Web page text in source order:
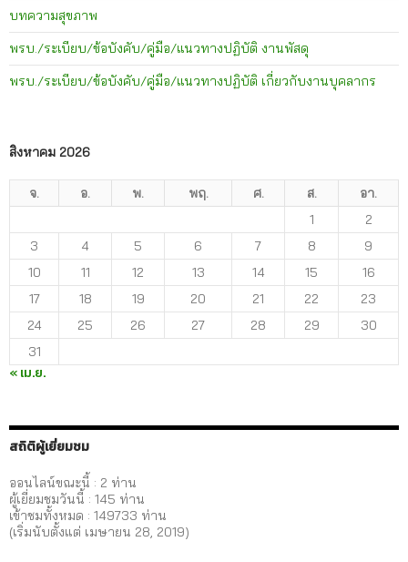
บทความสุขภาพ
พรบ./ระเบียบ/ข้อบังคับ/คู่มือ/แนวทางปฏิบัติ งานพัสดุ
พรบ./ระเบียบ/ข้อบังคับ/คู่มือ/แนวทางปฏิบัติ เกี่ยวกับงานบุคลากร
สิงหาคม 2026
จ. อ. พ. พฤ. ศ. ส.
อา.
1
2
3
4 5 6 7 8
9
10
11 12 13 14 15
16
17
18 19 20 21 22
23
24
25 26 27 28 29
30
31
« เม.ย.
สถิติผู้เยี่ยมชม
ออนไลน์ขณะนี้ : 2 ท่าน
ผู้เยี่ยมชมวันนี้ : 145 ท่าน
เข้าชมทั้งหมด : 149733 ท่าน
(เริ่มนับตั้งแต่ เมษายน 28, 2019)